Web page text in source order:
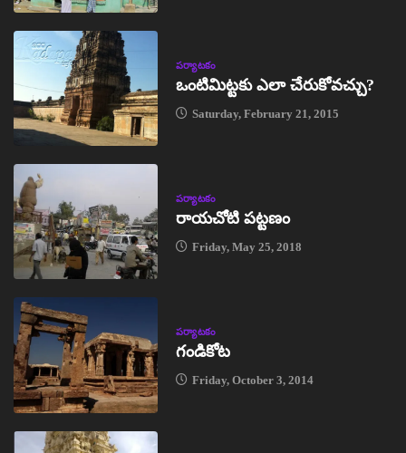
పర్యాటకం
ఒంటిమిట్టకు ఎలా చేరుకోవచ్చు?
Saturday, February 21, 2015
పర్యాటకం
రాయచోటి పట్టణం
Friday, May 25, 2018
పర్యాటకం
గండికోట
Friday, October 3, 2014